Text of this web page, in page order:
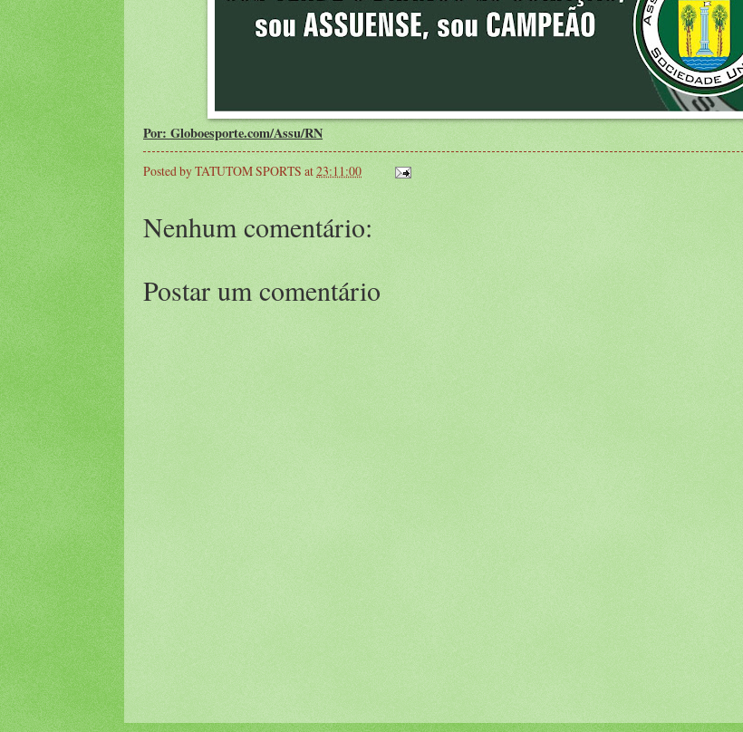
Por: Globoesporte.com/Assu/RN
Posted byTATUTOM SPORTS at23:11:00
Nenhum comentário:
Postar um comentário